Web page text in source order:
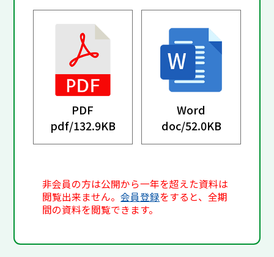
PDF
pdf/132.9KB
Word
doc/52.0KB
非会員の方は公開から一年を超えた資料は
閲覧出来ません。会員登録をすると、全期
間の資料を閲覧できます。